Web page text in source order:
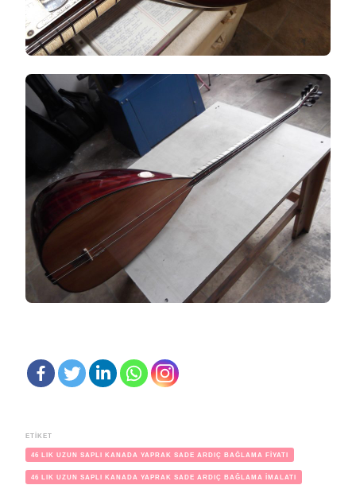
ETIKET
46 LIK UZUN SAPLI KANADA YAPRAK SADE ARDIÇ BAĞLAMA FİYATI
46 LIK UZUN SAPLI KANADA YAPRAK SADE ARDIÇ BAĞLAMA İMALATI